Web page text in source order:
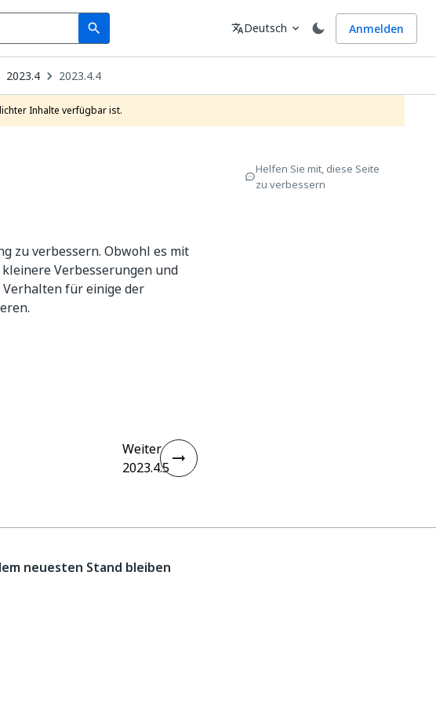
search
Search Sprache
translateDeutsch expand_more Anmelden
2023.4 2023.4.4
Inhalte verfügbar ist.
zu verbessern. Obwohl es mit
Verbesserungen und
für einige der
Helfen Sie mit, diese Seite
zu verbessern
Weiter
2023.4.5
neuesten Stand bleiben